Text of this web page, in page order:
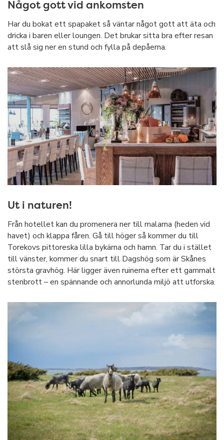
Något gott vid ankomsten
Har du bokat ett spapaket så väntar något gott att äta och
dricka i baren eller loungen. Det brukar sitta bra efter resan
att slå sig ner en stund och fylla på depåerna.
Ut i naturen!
Från hotellet kan du promenera ner till malarna (heden vid
havet) och klappa fåren. Gå till höger så kommer du till
Torekovs pittoreska lilla bykärna och hamn. Tar du i stället
till vänster, kommer du snart till Dagshög som är Skånes
största gravhög. Här ligger även ruinerna efter ett gammalt
stenbrott – en spännande och annorlunda miljö att utforska.